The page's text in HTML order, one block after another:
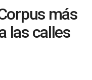
más
las calles